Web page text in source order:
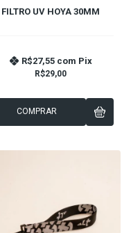
FILTRO UV HOYA 30MM
R$29,00
R$27,55 com Pix
COMPRAR